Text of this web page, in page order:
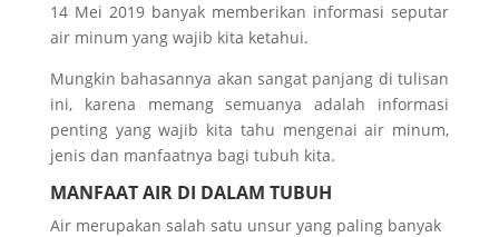
14 Mei 2019 banyak memberikan informasi seputar
air minum yang wajib kita ketahui.
Mungkin bahasannya akan sangat panjang di tulisan
ini, karena memang semuanya adalah informasi
penting yang wajib kita tahu mengenai air minum,
jenis dan manfaatnya bagi tubuh kita.
MANFAAT AIR DI DALAM TUBUH
Air merupakan salah satu unsur yang paling banyak